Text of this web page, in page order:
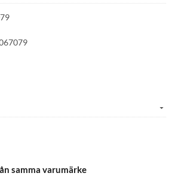
agrigat för lantbruksdjur och hästar.
samma varumärke